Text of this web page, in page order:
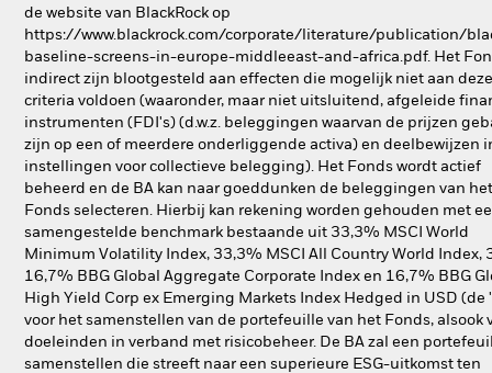
de website van BlackRock op
https://www.blackrock.com/corporate/literature/publication/
baseline-screens-in-europe-middleeast-and-africa.pdf. Het
indirect zijn blootgesteld aan effecten die mogelijk niet aan
criteria voldoen (waaronder, maar niet uitsluitend, afgeleide
instrumenten (FDI's) (d.w.z. beleggingen waarvan de prijzen
zijn op een of meerdere onderliggende activa) en deelbewijzen
instellingen voor collectieve belegging). Het Fonds wordt actief
beheerd en de BA kan naar goeddunken de beleggingen van het
Fonds selecteren. Hierbij kan rekening worden gehouden met
samengestelde benchmark bestaande uit 33,3% MSCI World
Minimum Volatility Index, 33,3% MSCI All Country World Index,
16,7% BBG Global Aggregate Corporate Index en 16,7% BBG
High Yield Corp ex Emerging Markets Index Hedged in USD (de
voor het samenstellen van de portefeuille van het Fonds, alsook
doeleinden in verband met risicobeheer. De BA zal een
samenstellen die streeft naar een superieure ESG-uitkomst ten